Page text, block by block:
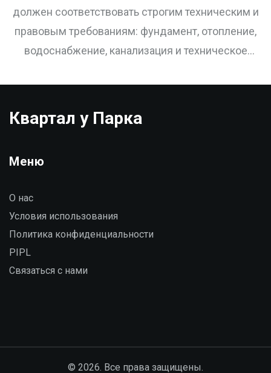
должен соответствовать строгим техническим и
правовым требованиям: фундамент, отопление,
водоснабжение, канализация и техническое
Квартал у Парка
Меню
О нас
Условия использования
Политика конфиденциальности
PIPL
Связаться с нами
© 2026. Все права защищены.